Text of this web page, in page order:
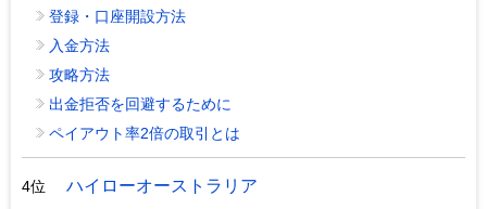
登録・口座開設方法
入金方法
攻略方法
出金拒否を回避するために
ペイアウト率2倍の取引とは
4位 ハイローオーストラリア